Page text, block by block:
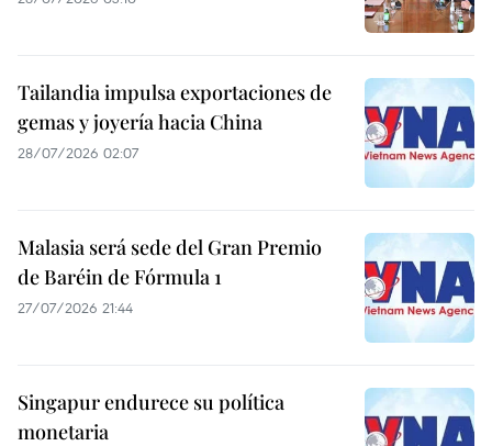
Tailandia impulsa exportaciones de
gemas y joyería hacia China
28/07/2026 02:07
Malasia será sede del Gran Premio
de Baréin de Fórmula 1
27/07/2026 21:44
Singapur endurece su política
monetaria